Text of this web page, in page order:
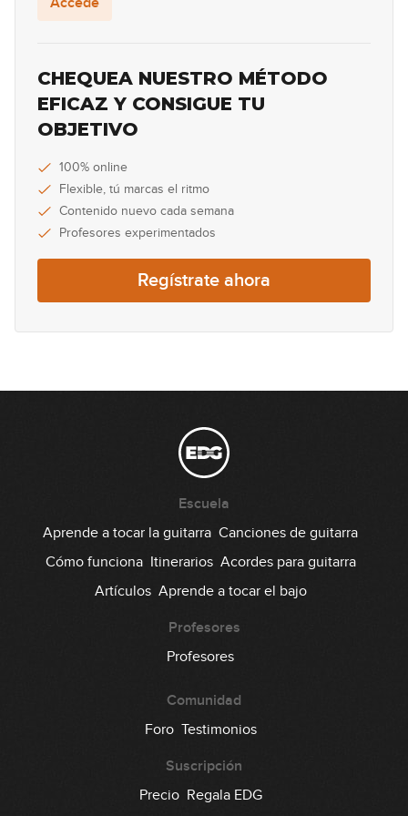
08:21
11:36
09:54
09:13
U2 - Still Haven’t Found What I’m
(simplificada)
The Cranberries - Zombie
Coldplay - Yellow (simplificada)
Maná - Rayando el sol (simplificada)
Jarabe de palo - Grita (simplificada)
Café Tacvba - Eres (simplificada)
CHEQUEA NUESTRO MÉTODO
EFICAZ Y CONSIGUE TU
OBJETIVO
100% online
Flexible, tú marcas el ritmo
Contenido nuevo cada semana
Profesores experimentados
Regístrate ahora
Escuela
Aprende a tocar la guitarra Canciones de guitarra
Cómo funciona Itinerarios Acordes para guitarra
Artículos Aprende a tocar el bajo
Profesores
Profesores
Comunidad
Foro Testimonios
Suscripción
Precio Regala EDG